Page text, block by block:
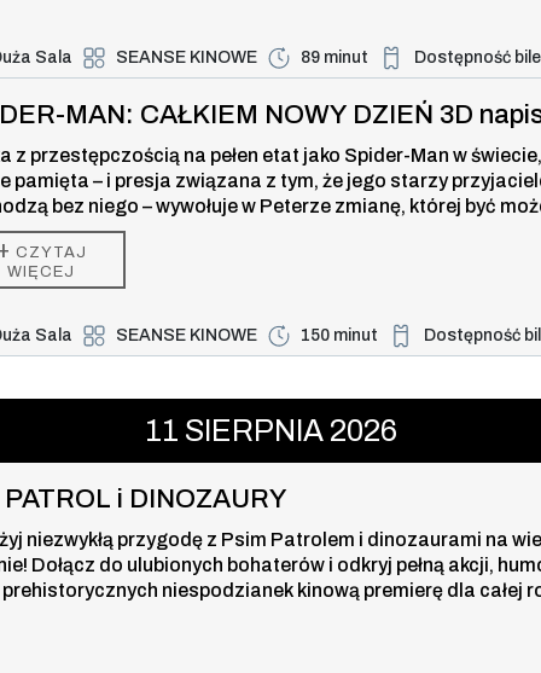
Sala SEANSE KINOWE 89 minut Dostępność
Duża dostępność
MAN: CAŁKIEM NOWY DZIEŃ
MAN: CAŁKIEM NOWY DZIEŃ 3D
z przestępczością na pełen etat jako Spider-Man w
pamięta – i presja związana z tym, że jego starzy
bez niego – wywołuje w Peterze zmianę, której być
stanie kontrolować. Ale ta przemiana może być również
która powstrzyma nowe zagrożenie dla miasta i jego
CZYTAJ
WIĘCEJ
Sala SEANSE KINOWE 150 minut Dostępność
Duża dostępność
11 SIERPNIA 2026
PATROL i DINOZAURY
niezwykłą przygodę z Psim Patrolem i dinozaurami na
Dołącz do ulubionych bohaterów i odkryj pełną akcji,
niespodzianek kinową premierę dla całej